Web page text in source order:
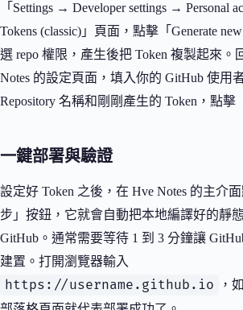
「Settings → Developer settings → Personal
Tokens (classic)」頁面，點擊「Generate
選 repo 權限，產生後把 Token 複製起來。
Notes 的設定頁面，填入你的 GitHub 使用
Repository 名稱和剛剛產生的 Token，點擊
一鍵部署與驗證
設定好 Token 之後，在 Hve Notes 的主介
步」按鈕，它就會自動把本地編譯好的靜
GitHub。通常需要等待 1 到 3 分鐘讓
建置。打開瀏覽器輸入
https://username.github.io
，